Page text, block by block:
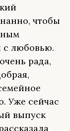
чтобы
с любовью.
рада,
Уже сейчас
выпуск